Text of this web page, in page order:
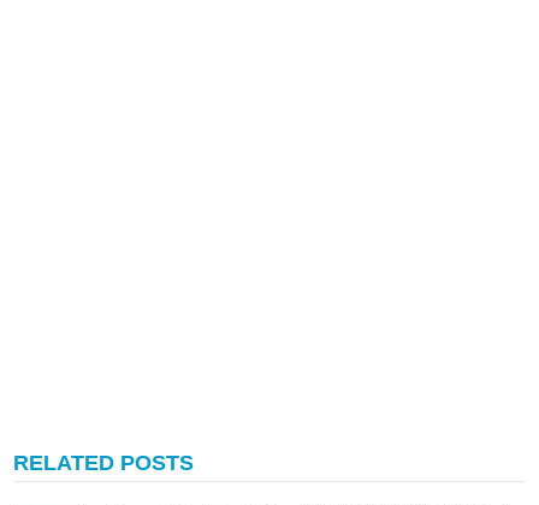
RELATED POSTS